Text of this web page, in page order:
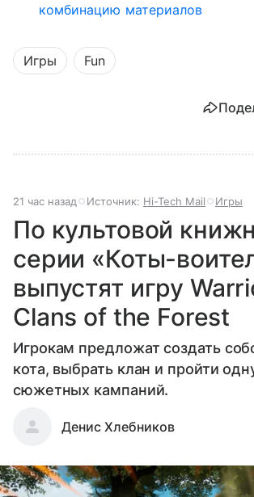
комбинацию материалов
Игры Fun
21 час назад Источник: Hi-Tech Mail Игры
По культовой
серии «Коты-
выпустят игру
Clans of the Forest
Игрокам предложат создать
кота, выбрать клан и пройти
сюжетных кампаний.
Денис Хлебников